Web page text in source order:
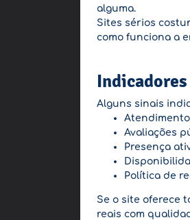
alguma.
Sites sérios
como funciona a
Alguns sinais
Avaliações
Presença
Política de
Se o site oferece
reais com